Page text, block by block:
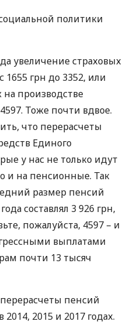
политики
увеличение страховых
1655 грн до 3352, или
производстве
Тоже почти вдвое.
что перерасчеты
Единого
у нас не только идут
и на пенсионные. Так
размер пенсий
составлял 3 926 грн,
пожалуйста, 4597 – и
выплатами
почти 13 тысяч
пенсий
2015 и 2017 годах.